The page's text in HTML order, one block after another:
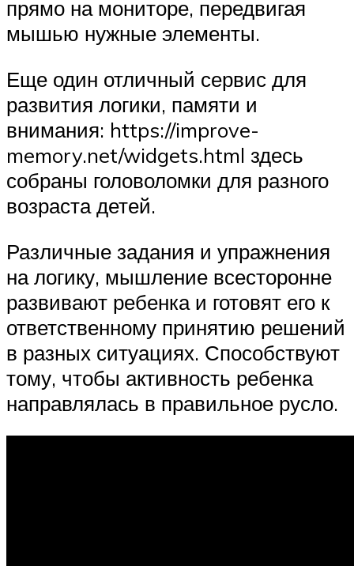
прямо на мониторе, передвигая
мышью нужные элементы.
Еще один отличный сервис для
развития логики, памяти и
внимания: https://improve-
memory.net/widgets.html здесь
собраны головоломки для разного
возраста детей.
Различные задания и упражнения
на логику, мышление всесторонне
развивают ребенка и готовят его к
ответственному принятию решений
в разных ситуациях. Способствуют
тому, чтобы активность ребенка
направлялась в правильное русло.